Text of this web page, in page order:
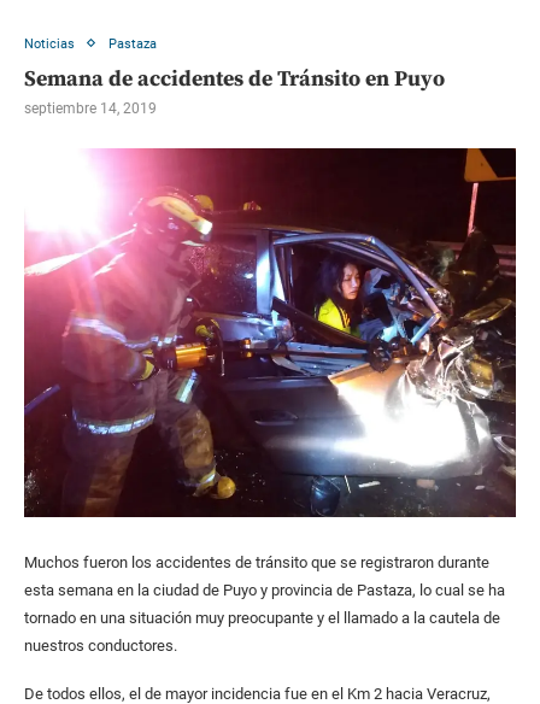
Noticias Pastaza
Semana de accidentes de Tránsito en Puyo
septiembre 14, 2019
Muchos fueron los accidentes de tránsito que se registraron durante
esta semana en la ciudad de Puyo y provincia de Pastaza, lo cual se ha
tornado en una situación muy preocupante y el llamado a la cautela de
nuestros conductores.
De todos ellos, el de mayor incidencia fue en el Km 2 hacia Veracruz,